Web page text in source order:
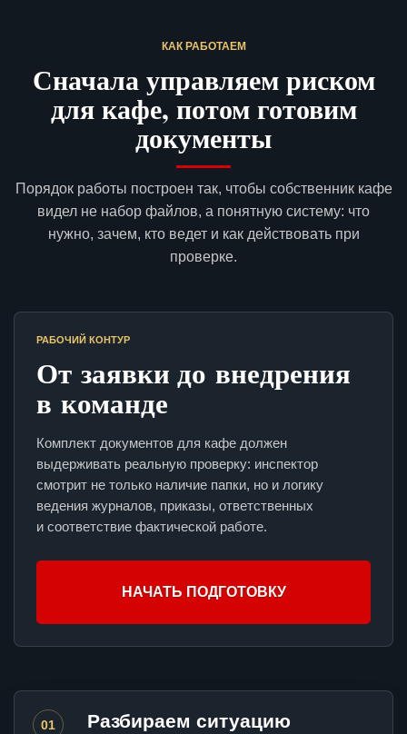
КАК РАБОТАЕМ
Сначала управляем риском
для кафе, потом готовим
документы
Порядок работы построен так, чтобы собственник кафе
видел не набор файлов, а понятную систему: что
нужно, зачем, кто ведет и как действовать при
проверке.
РАБОЧИЙ КОНТУР
От заявки до внедрения
в команде
Комплект документов для кафе должен
выдерживать реальную проверку: инспектор
смотрит не только наличие папки, но и логику
ведения журналов, приказы, ответственных
и соответствие фактической работе.
НАЧАТЬ ПОДГОТОВКУ
01 Разбираем ситуацию